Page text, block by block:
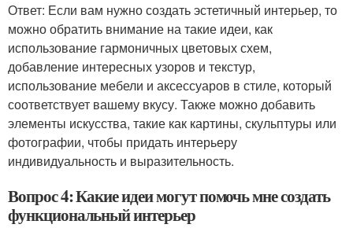
Ответ: Если вам нужно создать эстетичный интерьер, то
можно обратить внимание на такие идеи, как
использование гармоничных цветовых схем,
добавление интересных узоров и текстур,
использование мебели и аксессуаров в стиле, который
соответствует вашему вкусу. Также можно добавить
элементы искусства, такие как картины, скульптуры или
фотографии, чтобы придать интерьеру
индивидуальность и выразительность.
Вопрос 4: Какие идеи могут помочь мне создать
функциональный интерьер